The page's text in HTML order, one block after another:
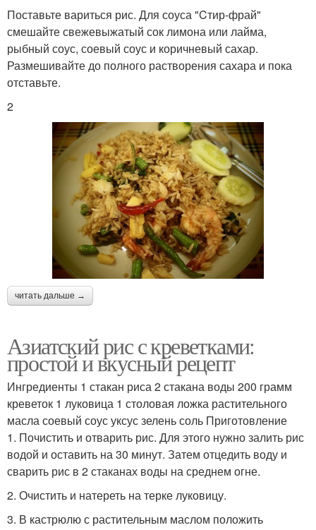
Поставьте вариться рис. Для соуса "Cтир-фрай"
смешайте свежевыжатый сок лимона или лайма,
рыбный соус, соевый соус и коричневый сахар.
Размешивайте до полного растворения сахара и пока
отставьте.
2
читать дальше →
Азиатский рис с креветками:
простой и вкусный рецепт
Ингредиенты 1 стакан риса 2 стакана воды 200 грамм
креветок 1 луковица 1 столовая ложка растительного
масла соевый соус уксус зелень соль Приготовление
1. Почистить и отварить рис. Для этого нужно залить рис
водой и оставить на 30 минут. Затем отцедить воду и
сварить рис в 2 стаканах воды на среднем огне.
2. Очистить и натереть на терке луковицу.
3. В кастрюлю с растительным маслом положить